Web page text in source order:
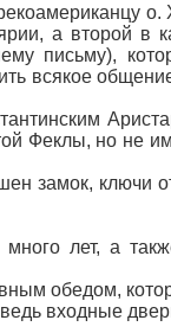
а второй в
письму),
всякое
Феклы, но не
замок, ключи
лет, а
обедом,
входные